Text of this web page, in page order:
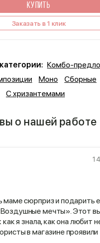
КУПИТЬ
Заказать в 1 клик
Комбо-
Моно
Сборные
С хризантемами
о нашей работе
маме сюрприз и подарить
мечты». Этот
как я знала, как она любит
в магазине проявили